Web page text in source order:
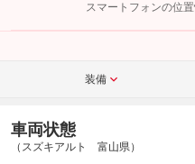
こ
スマートフォンの位
装備
車両状態
（スズキアルト 富山県）